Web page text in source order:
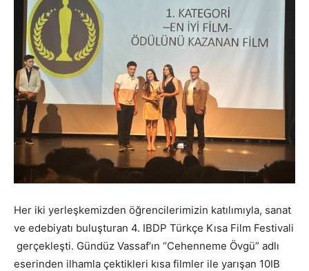
Her iki yerleşkemizden öğrencilerimizin katılımıyla, sanat
ve edebiyatı buluşturan 4. IBDP Türkçe Kısa Film Festivali
gerçekleşti. Gündüz Vassaf’ın “Cehenneme Övgü” adlı
eserinden ilhamla çektikleri kısa filmler ile yarışan 10IB